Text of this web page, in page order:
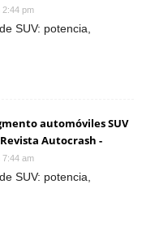
2:44 pm
SUV: potencia,
automóviles SUV
Autocrash -
7:44 am
SUV: potencia,